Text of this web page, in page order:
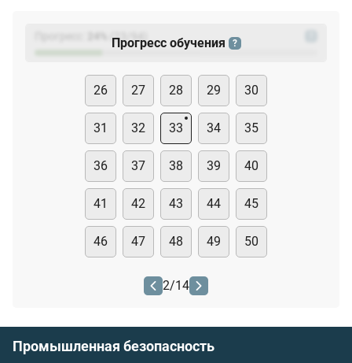
(23
Прогресс обучения ?
26 27 28 29 30
31 32 33 34 35
36 37 38 39 40
41 42 43 44 45
46 47 48 49 50
2/14
Промышленная безопасность